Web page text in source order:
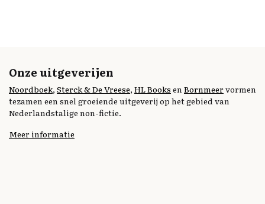
Onze uitgeverijen
Noordboek, Sterck & De Vreese, HL Books enBornmeervormen
tezamen een snel groeiende uitgeverij op het gebied van
Nederlandstalige non-fictie.
Meer informatie